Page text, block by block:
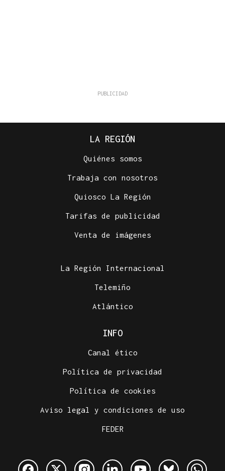
LA REGIÓN
Quiénes somos
Trabaja con nosotros
Quiosco La Región
Tarifas de publicidad
Venta de imágenes
La Región Internacional
Telemiño
Atlántico
INFO
Canal ético
Política de privacidad
Política de cookies
Aviso legal y condiciones de uso
FEDER